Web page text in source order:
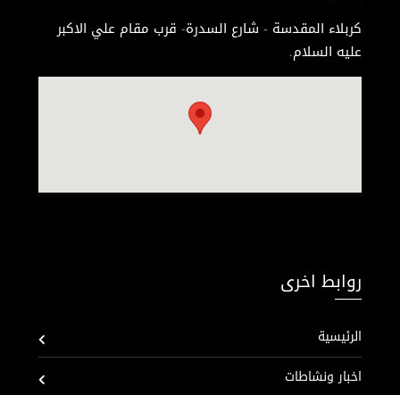
كربلاء المقدسة - شارع السدرة- قرب مقام علي الاكبر
عليه السلام.
روابط اخرى
الرئيسية
اخبار ونشاطات